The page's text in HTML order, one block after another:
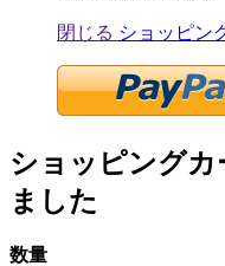
閉じる ショッピン
ショッピング
ました
数量